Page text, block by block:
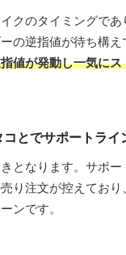
クのタイミングで
の逆指値が待ち構え
値が発動し一気に
とでサポートライ
となります。サポ
り注文が控えており
ンです。